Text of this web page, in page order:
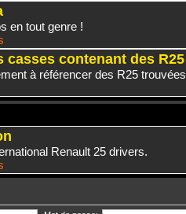
en tout genre !
casses contenant des R25
à référencer des R25
Renault 25 drivers.